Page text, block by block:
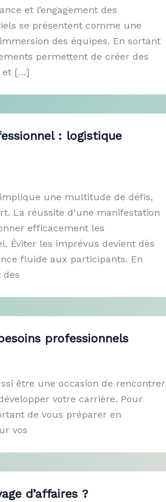
et l’engagement des
se présentent comme une
des équipes. En sortant
permettent de créer des
et […]
: logistique
une multitude de défis,
La réussite d’une manifestation
efficacement les
Éviter les imprévus devient dès
fluide aux participants. En
des
professionnels
être une occasion de rencontrer
votre carrière. Pour
de vous préparer en
vos
d’affaires ?